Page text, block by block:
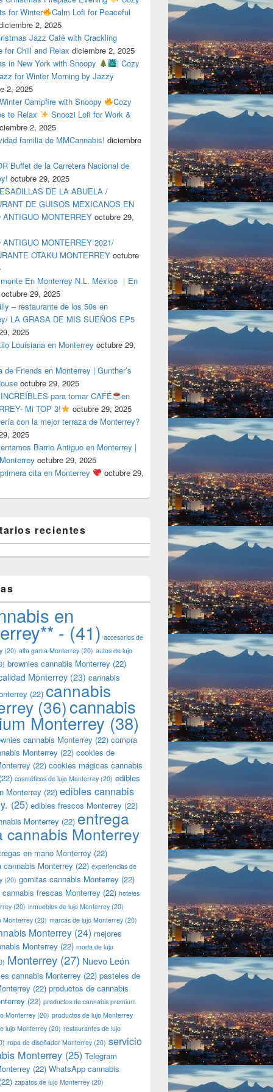
for Winter
Calm Lofi for Peaceful
2, 2025
Jazz Café with Crackling
for Chill and Relax diciembre 2, 2025
in New York with Snoopy
| Cozy
for Winter Morning by Jazzy
2, 2025
Campfire with Snoopy
Cozy
to Relax
Snoozi Lofi for Work &
2, 2025
familia de MMCannabis! diciembre
Buffet de la Carretera Nacional de
octubre 29, 2025
DE LA ABUELA /
DE GUISOS MEXICANOS EN
ANTIGUO MONTERREY octubre 29,
ANTIGUO MONTERREY 2021/
OTAKU MONTERREY octubre
En Monterrey N.L. México ｜En
octubre 29, 2025
– restaurante de los 50s en
LA GRASA DE MIS SUEÑOS EP5
2025
Louisiana en Monterrey octubre 29,
de Friends en Monterrey | Gunther’s
octubre 29, 2025
para tomar CAFÉ
en
Mi TOP 3!
octubre 29, 2025
con la mejor terraza de Monterrey?
2025
Barrio Antiguo en Monterrey |
octubre 29, 2025
cita en Monterrey
octubre 29,
recientes
en
- (41) accesorios de
(20) alta gama Monterrey (20) autos de lujo
brownies cannabis Monterrey (22)
Monterrey (23) cannabis
(22) cannabis
(36)cannabis
Monterrey (38)
cannabis Monterrey (22) compra
Monterrey (22) cookies de
(22) cookies mágicas cannabis
(22) cosméticos de lujo Monterrey (20) edibles
Monterrey (22) edibles cannabis
(25) edibles frescos Monterrey (22)
Monterrey (22) entrega
cannabis Monterrey
en mano Monterrey (22)
cannabis Monterrey (22) experiencias de
(20) gomitas cannabis Monterrey (22)
frescas Monterrey (22) hoteles
(20) inmuebles de lujo Monterrey (20)
Monterrey (20) marcas de lujo Monterrey (20)
Monterrey (24) mejores
Monterrey (22) moda de lujo
Monterrey (27) Nuevo León
cannabis Monterrey (22) pasteles de
(22) productos de cannabis
(22) productos de cannabis premium
Monterrey(20) productos de lujo Monterrey
lujo Monterrey (20) restaurantes de lujo
ropa de diseñador Monterrey (20) servicio
Monterrey (25) Telegram
(22) WhatsApp cannabis
(22) zapatos de lujo Monterrey (20)